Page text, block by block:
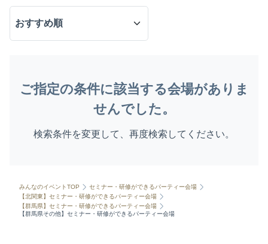
ご指定の条件に該当する会場がありま
せんでした。
検索条件を変更して、再度検索してください。
みんなのイベントTOP
セミナー・研修ができるパーティー会場
【北関東】セミナー・研修ができるパーティー会場
【群馬県】セミナー・研修ができるパーティー会場
【群馬県その他】セミナー・研修ができるパーティー会場